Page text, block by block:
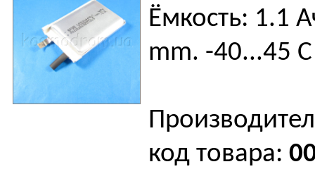
Ёмкость: 1.1
mm. -40...45 С
код товара: